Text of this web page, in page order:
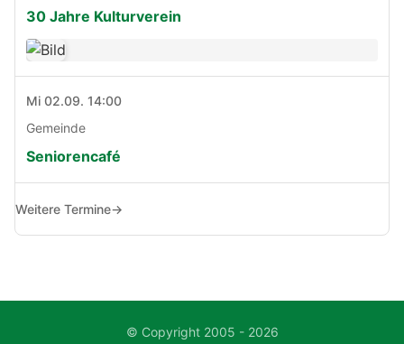
30 Jahre Kulturverein
Mi 02.09. 14:00
Gemeinde
Seniorencafé
Weitere Termine→
© Copyright 2005 - 2026